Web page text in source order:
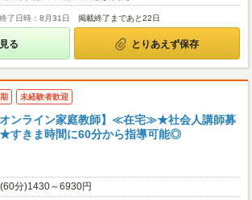
了日時：8月31日 掲載終了まであと22日
る とりあえず保存
未経験者歓迎
オンライン家庭教師】≪在宅≫★社会人講師募
すきま時間に60分から指導可能◎
分)1430～6930円